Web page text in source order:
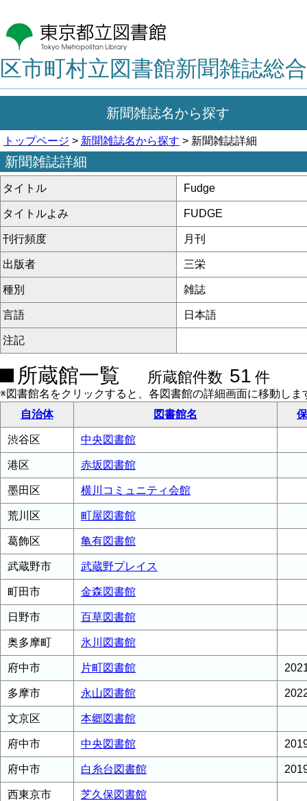
区市町村立図書館新聞雑誌総
新聞雑誌名から探す
トップページ > 新聞雑誌名から探す > 新聞雑誌詳細
新聞雑誌詳細
タイトル Fudge
タイトルよみ FUDGE
刊行頻度 月刊
出版者 三栄
種別 雑誌
言語 日本語
注記
所蔵館一覧 所蔵館件数 51 件
※図書館名をクリックすると、各図書館の詳細画面に移動しま
自治体
図書館名
渋谷区 中央図書館
港区 赤坂図書館
墨田区 横川コミュニティ会館
荒川区 町屋図書館
葛飾区 亀有図書館
武蔵野市 武蔵野プレイス
町田市 金森図書館
日野市 百草図書館
奥多摩町 氷川図書館
府中市 片町図書館
多摩市 永山図書館
文京区 本郷図書館
府中市 中央図書館
府中市 白糸台図書館
西東京市 芝久保図書館